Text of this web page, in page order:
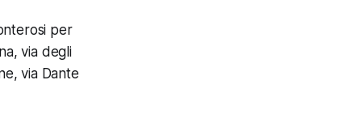
per
via degli
via Dante